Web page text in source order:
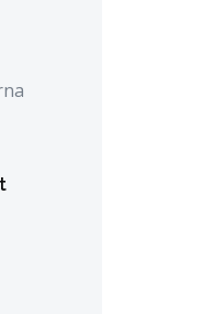
23:00
21:00